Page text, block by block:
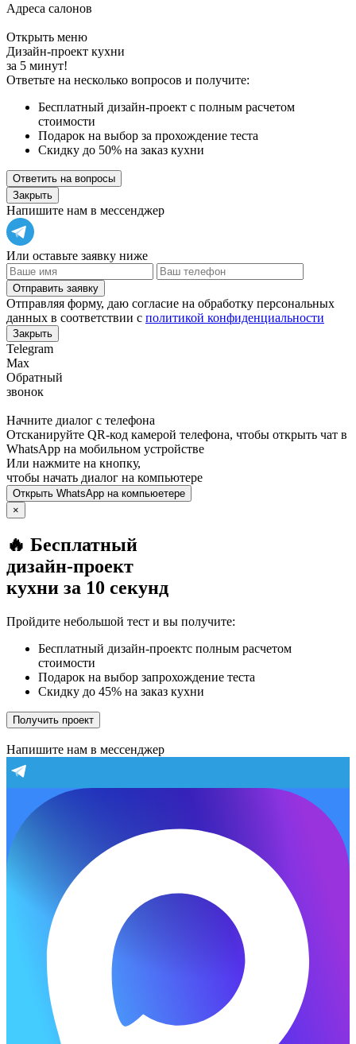
Адреса салонов
Открыть меню
Дизайн-проект кухни
за 5 минут!
Ответьте на несколько вопросов и получите:
Бесплатный дизайн-проект с полным расчетом
стоимости
Подарок на выбор за прохождение теста
Скидку до 50% на заказ кухни
Ответить на вопросы
Закрыть
Напишите нам в мессенджер
Или оставьте заявку ниже
Отправить заявку
Отправляя форму, даю согласие на обработку персональных
данных в соответствии с политикой конфиденциальности
Закрыть
Telegram
Max
Обратный
звонок
Начните диалог с телефона
Отсканируйте QR-код камерой телефона, чтобы открыть чат в
WhatsApp на мобильном устройстве
Или нажмите на кнопку,
чтобы начать диалог на компьютере
Открыть WhatsApp на компьюетере
×
🔥 Бесплатный
дизайн-проект
кухни за 10 секунд
Пройдите небольшой тест и вы получите:
Бесплатный дизайн-проектс полным расчетом
стоимости
Подарок на выбор запрохождение теста
Скидку до 45% на заказ кухни
Получить проект
Напишите нам в мессенджер